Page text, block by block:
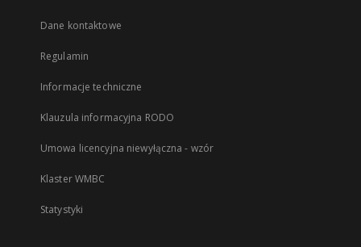
Dane kontaktowe
Regulamin
Informacje techniczne
Klauzula informacyjna RODO
Umowa licencyjna niewyłączna - wzór
Klaster WMBC
Statystyki